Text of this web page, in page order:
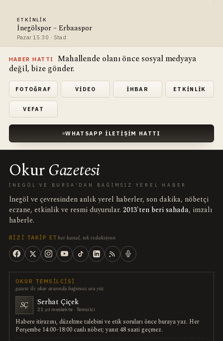
ETKINLIK
İnegölspor – Erbaaspor
Pazar 15:30 · Stad
HABER HATTI
Mahallende olanı önce sosyal medyaya
değil, bize gönder.
FOTOĞRAF VIDEO İHBAR ETKINLIK
VEFAT
WHATSAPP İLETIŞIM HATTI
OkurGazetesi
İNEGÖL VE BURSA'DAN BAĞIMSIZ YEREL HABER
İnegöl ve çevresinden anlık yerel haberler, son dakika, nöbetçi
eczane, etkinlik ve resmi duyurular. 2013'ten beri sahada, imzalı
haberle.
BIZI TAKIP ET her kanal, tek redaksiyon
OKUR TEMSILCISI
gazete ile okur arasında bağımsız ara yüz
SÇ Serhat Çiçek
21 yıl meslekte · Temsilci
Habere itirazını, düzeltme talebini ve etik soruları önce buraya yaz. Her
Perşembe 14:00–18:00 canlı nöbet; yanıt 48 saati geçmez.